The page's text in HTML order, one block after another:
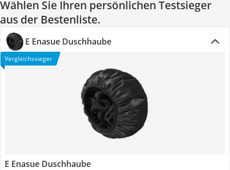
Wählen Sie Ihren persönlichen Testsieger
aus der Bestenliste.
E Enasue Duschhaube
Vergleichssieger
E Enasue Duschhaube